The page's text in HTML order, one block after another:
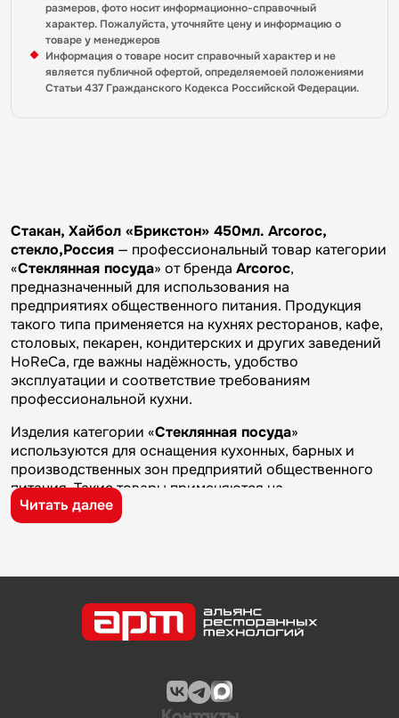
размеров, фото носит информационно-справочный
характер. Пожалуйста, уточняйте цену и информацию о
товаре у менеджеров
Информация о товаре носит справочный характер и не
является публичной офертой, определяемоей положениями
Статьи 437 Гражданского Кодекса Российской Федерации.
Стакан, Хайбол «Брикстон» 450мл. Arcoroc,
стекло,Россия — профессиональный товар категории
«Стеклянная посуда» от бренда Arcoroc,
предназначенный для использования на
предприятиях общественного питания. Продукция
такого типа применяется на кухнях ресторанов, кафе,
столовых, пекарен, кондитерских и других заведений
HoReCa, где важны надёжность, удобство
эксплуатации и соответствие требованиям
профессиональной кухни.
Изделия категории «Стеклянная посуда»
используются для оснащения кухонных, барных и
производственных зон предприятий общественного
питания. Такие товары применяются на
профессиональных кухнях ресторанов и кафе, в
столовых, пекарнях, кондитерских и на пищевых
работы.
Arcorocизвестен на рынке профессионального
оборудования и кухонного инвентаря благодаря
предприятиях общественного питания и подходит для
эксплуатации в условиях профессиональной кухни.
Читать далее